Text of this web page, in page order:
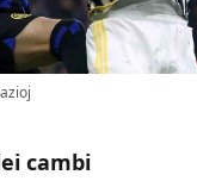
cambi